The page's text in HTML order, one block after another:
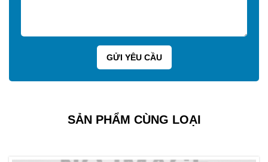
SẢN PHẨM CÙNG LOẠI